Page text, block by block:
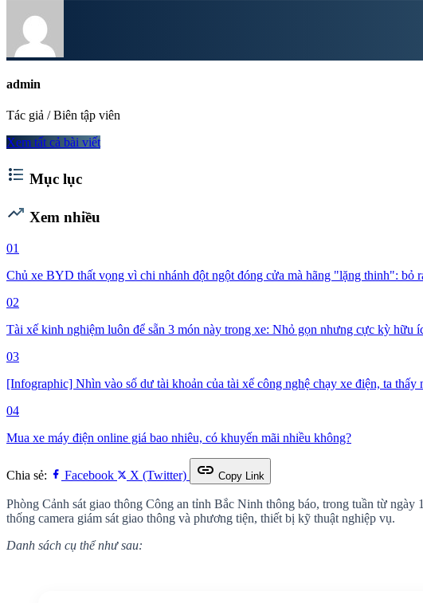
admin
Tác giả / Biên tập viên
Xem tất cả bài viết
format_list_bulleted Mục lục
trending_up Xem nhiều
01
Chủ xe BYD thất vọng vì chi nhánh đột ngột đóng cửa mà hãng "lặng thinh": bỏ
02
Tài xế kinh nghiệm luôn để sẵn 3 món này trong xe: Nhỏ gọn nhưng cực kỳ hữu
03
[Infographic] Nhìn vào số dư tài khoản của tài xế công nghệ chạy xe điện, ta
04
Mua xe máy điện online giá bao nhiêu, có khuyến mãi nhiều không?
Chia sẻ: Facebook X (Twitter) link Copy Link
Phòng Cảnh sát giao thông Công an tỉnh Bắc Ninh thông báo, trong tuần từ
thống camera giám sát giao thông và phương tiện, thiết bị kỹ thuật nghiệp vụ.
Danh sách cụ thể như sau: